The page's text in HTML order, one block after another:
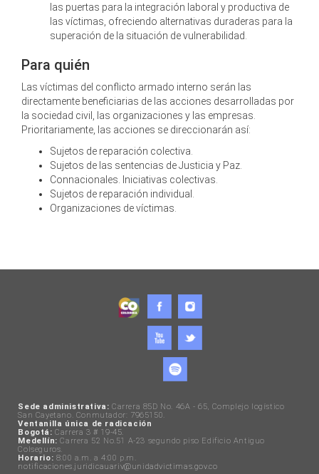
las puertas para la integración laboral y productiva de
las víctimas, ofreciendo alternativas duraderas para la
superación de la situación de vulnerabilidad.
Para quién
Las víctimas del conflicto armado interno serán las
directamente beneficiarias de las acciones desarrolladas por
la sociedad civil, las organizaciones y las empresas.
Prioritariamente, las acciones se direccionarán así:
Sujetos de reparación colectiva.
Sujetos de las sentencias de Justicia y Paz.
Connacionales. Iniciativas colectivas.
Sujetos de reparación individual.
Organizaciones de víctimas.
Sede administrativa: Carrera 85D No. 46A - 65, Complejo logístico
San Cayetano. Conmutador: 7965150.
Ventanilla única de radicación
Bogotá: Carrera 3 # 19-45.
Medellín: Carrera 52 No.51 A-23 segundo piso Edificio Antiguo
Colseguros.
Horario: 8:00 a.m. a 4:00 p.m.
notificaciones.juridicauariv@unidadvictimas.gov.co